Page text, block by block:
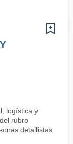
logística y
rubro
detallistas